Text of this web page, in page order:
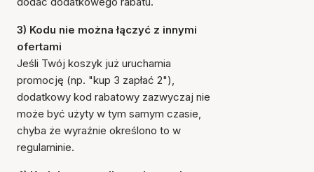
3) Kodu nie można łączyć z innymi
ofertami
Jeśli Twój koszyk już uruchamia
promocję (np. "kup 3 zapłać 2"),
dodatkowy kod rabatowy zazwyczaj nie
może być użyty w tym samym czasie,
chyba że wyraźnie określono to w
regulaminie.